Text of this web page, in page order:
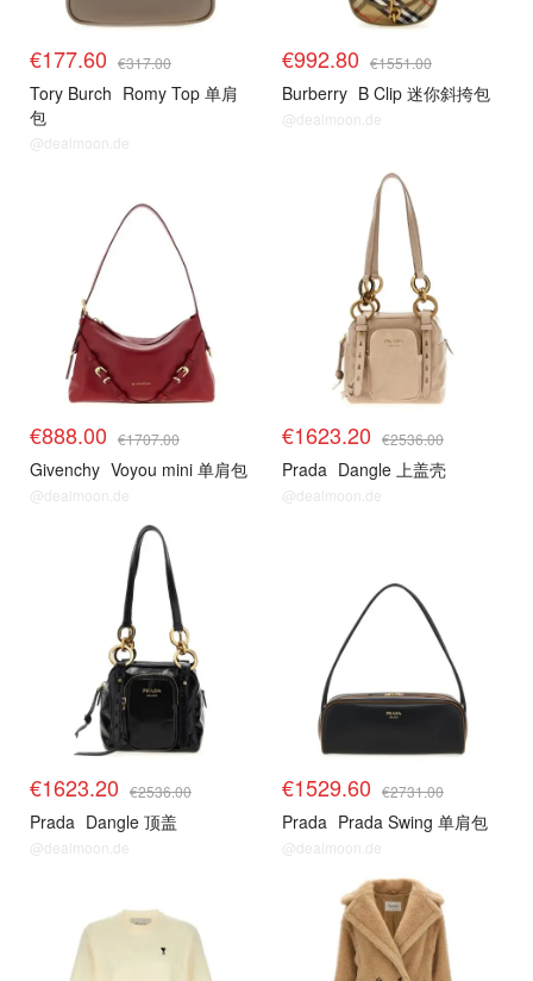
€177.60 €317.00
Tory Burch Romy Top 单肩
包
@dealmoon.de
€992.80 €1551.00
Burberry B Clip 迷你斜挎包
@dealmoon.de
€888.00 €1707.00
Givenchy Voyou mini 单肩包
@dealmoon.de
€1623.20 €2536.00
Prada Dangle 上盖壳
@dealmoon.de
€1623.20 €2536.00
Prada Dangle 顶盖
@dealmoon.de
€1529.60 €2731.00
Prada Prada Swing 单肩包
@dealmoon.de